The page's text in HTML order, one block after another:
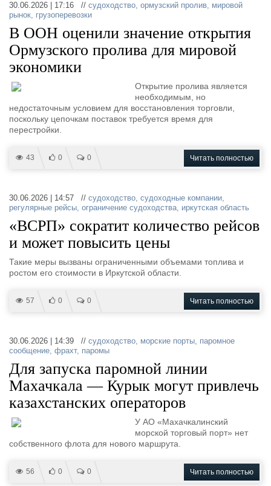
30.06.2026 | 17:16 // судоходство, ормузский пролив, мировой
рынок, грузоперевозки
В ООН оценили значение открытия
Ормузского пролива для мировой
экономики
Открытие пролива является
необходимым, но
недостаточным условием для восстановления торговли,
поскольку цепочкам поставок требуется время для
перестройки.
43 0 0 Читать полностью
30.06.2026 | 14:57 // судоходство, судоходные компании,
регулярные рейсы, ограничение судоходства, иркутская область
«ВСРП» сократит количество рейсов
и может повысить цены
Такие меры вызваны ограниченными объемами топлива и
ростом его стоимости в Иркутской области.
57 0 0 Читать полностью
30.06.2026 | 14:39 // судоходство, морские порты, паромное
сообщение, фрахт, паромы
Для запуска паромной линии
Махачкала — Курык могут привлечь
казахстанских операторов
У АО «Махачкалинский
морской торговый порт» нет
собственного флота для нового маршрута.
56 0 0 Читать полностью